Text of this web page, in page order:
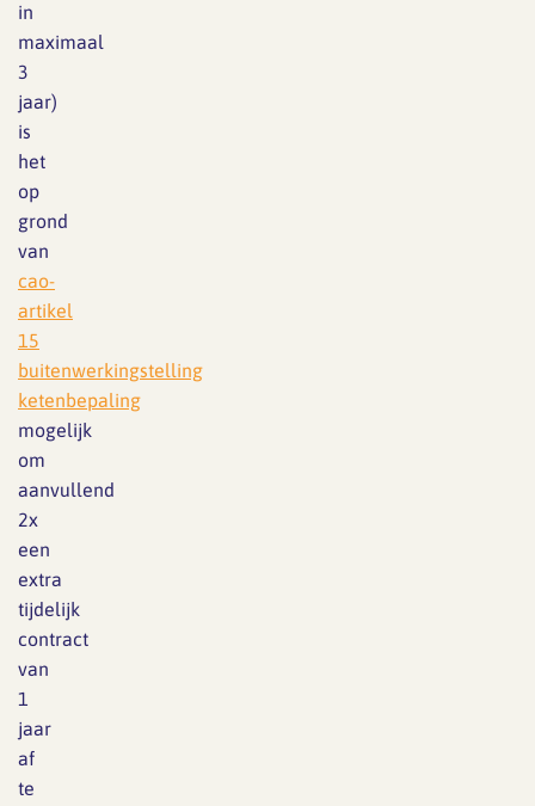
in
maximaal
3
jaar)
is
het
op
grond
van
cao-
artikel
15
buitenwerkingstelling
ketenbepaling
mogelijk
om
aanvullend
2x
een
extra
tijdelijk
contract
van
1
jaar
af
te